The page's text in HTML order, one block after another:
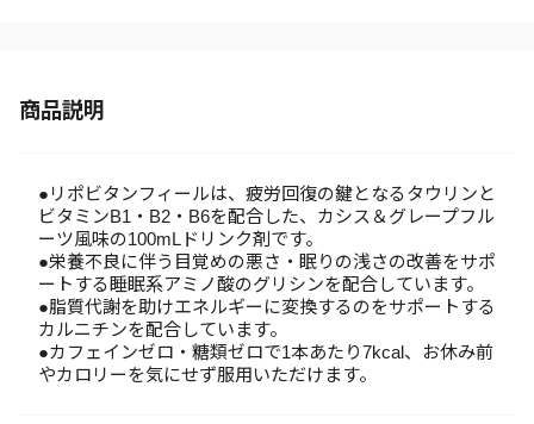
商品説明
●リポビタンフィールは、疲労回復の鍵となるタウリンと
ビタミンB1・B2・B6を配合した、カシス＆グレープフル
ーツ風味の100mLドリンク剤です。
●栄養不良に伴う目覚めの悪さ・眠りの浅さの改善をサポ
ートする睡眠系アミノ酸のグリシンを配合しています。
●脂質代謝を助けエネルギーに変換するのをサポートする
カルニチンを配合しています。
●カフェインゼロ・糖類ゼロで1本あたり7kcal、お休み前
やカロリーを気にせず服用いただけます。